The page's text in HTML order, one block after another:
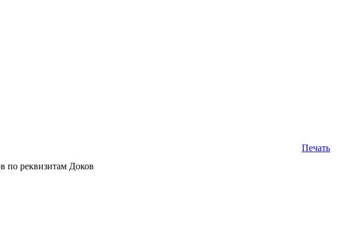
Печать
по реквизитам Доков